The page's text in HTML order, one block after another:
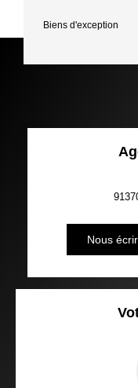
Biens d'exception
Nous